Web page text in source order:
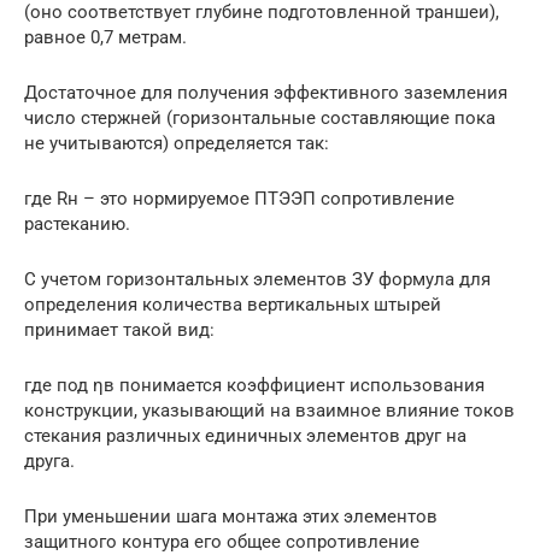
(оно соответствует глубине подготовленной траншеи),
равное 0,7 метрам.
Достаточное для получения эффективного заземления
число стержней (горизонтальные составляющие пока
не учитываются) определяется так:
где Rн – это нормируемое ПТЭЭП сопротивление
растеканию.
С учетом горизонтальных элементов ЗУ формула для
определения количества вертикальных штырей
принимает такой вид:
где под ηв понимается коэффициент использования
конструкции, указывающий на взаимное влияние токов
стекания различных единичных элементов друг на
друга.
При уменьшении шага монтажа этих элементов
защитного контура его общее сопротивление